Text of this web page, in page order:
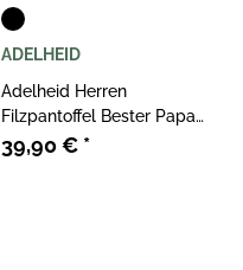
ADELHEID
Adelheid Herren
Filzpantoffel Bester Papa
rabenschwarz
39,90 € *